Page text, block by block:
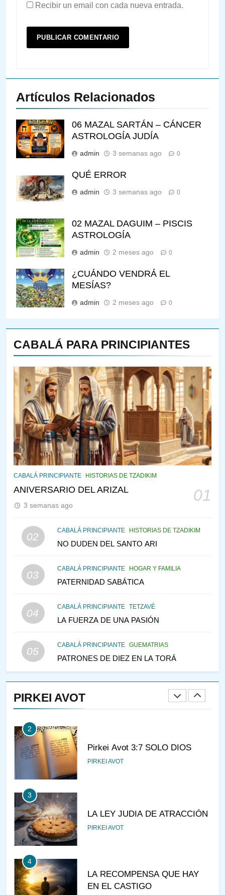
CABALÁ PARA PRINCIPIANTES
CABALÁ PRINCIPIANTE HISTORIAS DE TZADIKIM
ANIVERSARIO DEL ARIZAL 01
3 semanas ago
02
CABALÁ PRINCIPIANTE HISTORIAS DE TZADIKIM
NO DUDEN DEL SANTO ARI
03
CABALÁ PRINCIPIANTE HOGAR Y FAMILIA
PATERNIDAD SABÁTICA
04
CABALÁ PRINCIPIANTE TETZAVÉ
LA FUERZA DE UNA PASIÓN
05
CABALÁ PRINCIPIANTE GUEMATRIAS
PATRONES DE DIEZ EN LA TORÁ
PIRKEI AVOT
143
¿QUIÉN ES SABIO? EL QUE
VE LO QUE VA A NACER
PENSAMIENTO JUDÍO PIRKEI AVOT
144
CABALÁ Y JASIDUT: EL
CONSEJO DE LOS PADRES
145
TEMPLO Y LA ALEGRÍA EN
VEAMOS ¿POR QUÉ
IEHOSHÚA? Y LA QUEJA DE
1
CONVERSAR CON LA MUJER
A LA LUZ DEL JUDAÍSMO
AMOR, PAREJA Y MATRIMONIO
2
Pirkei Avot 3:7 SOLO DIOS
PIRKEI AVOT
3
LA LEY JUDIA DE ATRACCIÓN
PIRKEI AVOT
4
LA RECOMPENSA QUE HAY
EN EL CASTIGO
Recibir un email con cada nueva entrada.
Artículos Relacionados
06 MAZAL SARTÁN – CÁNCER
ASTROLOGÍA JUDÍA
admin 3 semanas ago 0
QUÉ ERROR
admin 3 semanas ago 0
02 MAZAL DAGUIM – PISCIS
ASTROLOGÍA
admin 2 meses ago 0
¿CUÁNDO VENDRÁ EL
MESÍAS?
admin 2 meses ago 0